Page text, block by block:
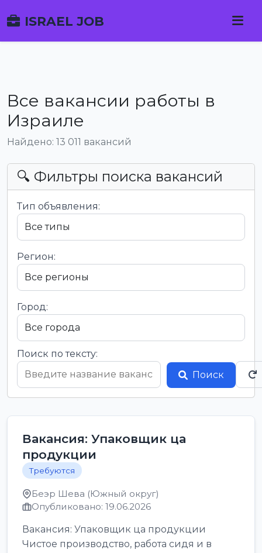
ISRAEL JOB
Все вакансии работы в
Израиле
Найдено: 13 011 вакансий
🔍 Фильтры поиска вакансий
Тип объявления:
Регион:
Город:
Поиск по тексту:
Поиск
Вакансия: Упаковщик ца
продукции
Требуются
Беэр Шева (Южный округ)
Опубликовано: 19.06.2026
Вакансия: Упаковщик ца продукции
Чистое производство, работа сидя и в